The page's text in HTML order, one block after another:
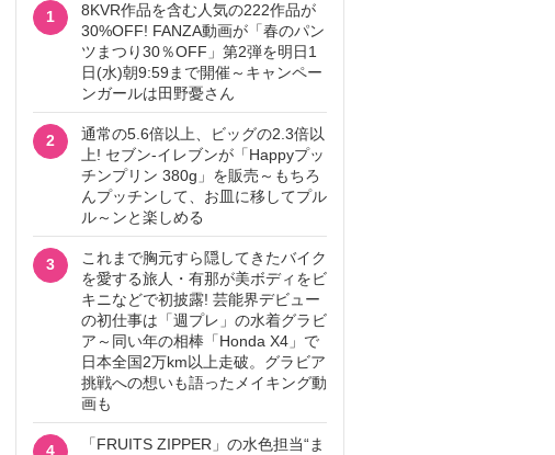
1
8KVR作品を含む人気の222作品が
30%OFF! FANZA動画が「春のパン
ツまつり30％OFF」第2弾を明日1
日(水)朝9:59まで開催～キャンペー
ンガールは田野憂さん
2
通常の5.6倍以上、ビッグの2.3倍以
上! セブン‐イレブンが「Happyプッ
チンプリン 380g」を販売～もちろ
んプッチンして、お皿に移してプル
ル～ンと楽しめる
3
これまで胸元すら隠してきたバイク
を愛する旅人・有那が美ボディをビ
キニなどで初披露! 芸能界デビュー
の初仕事は「週プレ」の水着グラビ
ア～同い年の相棒「Honda X4」で
日本全国2万km以上走破。グラビア
挑戦への想いも語ったメイキング動
画も
4
「FRUITS ZIPPER」の水色担当“ま